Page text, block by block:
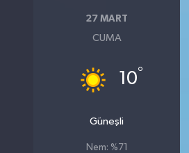
27 MART
CUMA
10°
Güneşli
Nem: %71